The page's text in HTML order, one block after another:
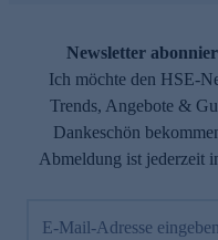
Newsletter
Ich möchte den HSE-
Trends, Angebote &
Dankeschön
Abmeldung ist jederzeit
E-Mail-Adresse eingeben